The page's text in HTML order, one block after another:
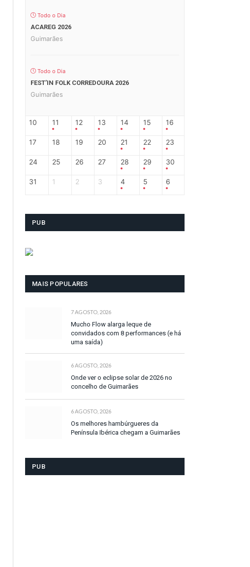
Todo o Dia
ACAREG 2026
Guimarães
Todo o Dia
FEST’IN FOLK CORREDOURA 2026
Guimarães
10 11 12 13 14 15 16
17 18 19 20 21 22 23
24 25 26 27 28 29 30
31 1 2 3 4 5 6
PUB
MAIS POPULARES
7 AGOSTO, 2026
Mucho Flow alarga leque de
convidados com 8 performances (e há
uma saída)
6 AGOSTO, 2026
Onde ver o eclipse solar de 2026 no
concelho de Guimarães
6 AGOSTO, 2026
Os melhores hambúrgueres da
Península Ibérica chegam a Guimarães
PUB